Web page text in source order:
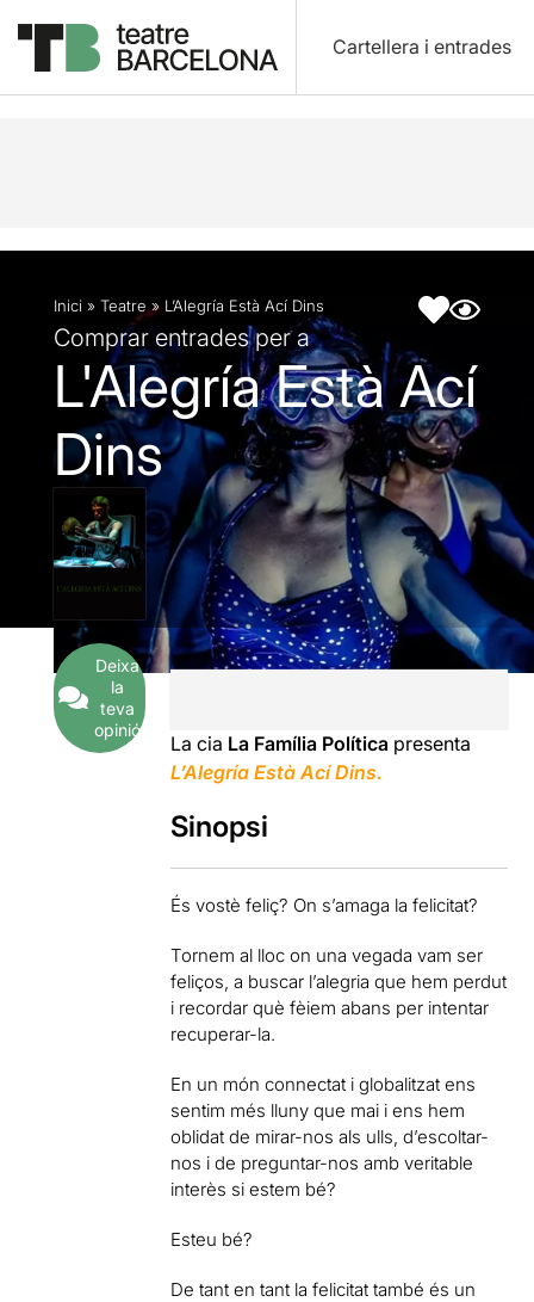
Cartellera i entrades
Descripció Fitxa artística Fotos i vídeos
Inici » Teatre » L’Alegría Està Ací Dins
Comprar entrades per a
L'Alegría Està Ací
Dins
Deixa
la
teva
opinió
La cia La Família Política presenta
L’Alegría Està Ací Dins.
Sinopsi
És vostè feliç? On s’amaga la felicitat?
Tornem al lloc on una vegada vam ser
feliços, a buscar l’alegria que hem perdut
i recordar què fèiem abans per intentar
recuperar-la.
En un món connectat i globalitzat ens
sentim més lluny que mai i ens hem
oblidat de mirar-nos als ulls, d’escoltar-
nos i de preguntar-nos amb veritable
interès si estem bé?
Esteu bé?
De tant en tant la felicitat també és un